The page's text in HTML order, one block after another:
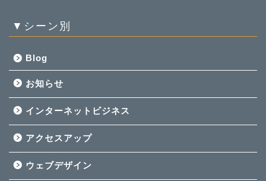
▼シーン別
Blog
お知らせ
インターネットビジネス
アクセスアップ
ウェブデザイン